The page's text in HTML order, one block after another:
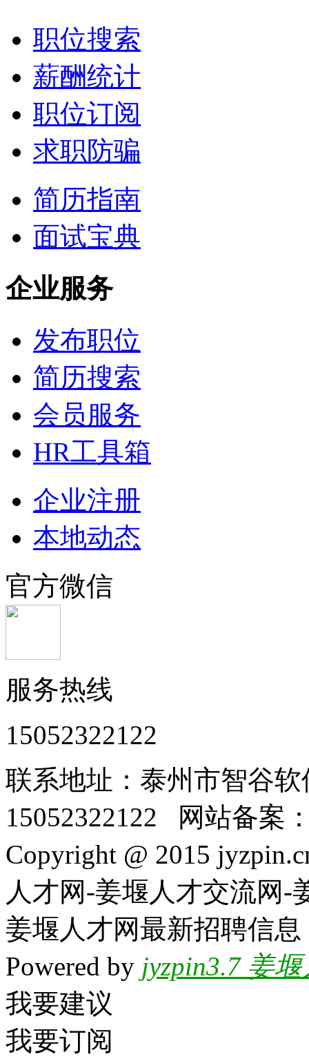
职位搜索
薪酬统计
职位订阅
求职防骗
简历指南
面试宝典
企业服务
发布职位
简历搜索
会员服务
HR工具箱
企业注册
本地动态
官方微信
服务热线
15052322122
联系地址：泰州市智谷
15052322122 网站备案
Copyright @ 2015
人才网-姜堰人才交流网-
姜堰人才网最新招聘信息
Powered by jyzpin3.7 姜
我要建议
我要订阅